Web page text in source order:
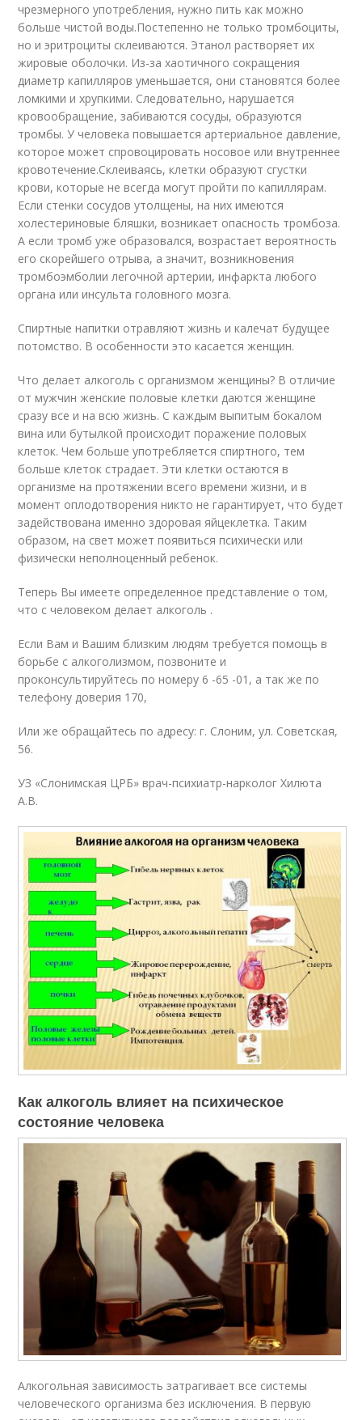
чрезмерного употребления, нужно пить как можно
больше чистой воды.Постепенно не только тромбоциты,
но и эритроциты склеиваются. Этанол растворяет их
жировые оболочки. Из-за хаотичного сокращения
диаметр капилляров уменьшается, они становятся более
ломкими и хрупкими. Следовательно, нарушается
кровообращение, забиваются сосуды, образуются
тромбы. У человека повышается артериальное давление,
которое может спровоцировать носовое или внутреннее
кровотечение.Склеиваясь, клетки образуют сгустки
крови, которые не всегда могут пройти по капиллярам.
Если стенки сосудов утолщены, на них имеются
холестериновые бляшки, возникает опасность тромбоза.
А если тромб уже образовался, возрастает вероятность
его скорейшего отрыва, а значит, возникновения
тромбоэмболии легочной артерии, инфаркта любого
органа или инсульта головного мозга.
Спиртные напитки отравляют жизнь и калечат будущее
потомство. В особенности это касается женщин.
Что делает алкоголь с организмом женщины? В отличие
от мужчин женские половые клетки даются женщине
сразу все и на всю жизнь. С каждым выпитым бокалом
вина или бутылкой происходит поражение половых
клеток. Чем больше употребляется спиртного, тем
больше клеток страдает. Эти клетки остаются в
организме на протяжении всего времени жизни, и в
момент оплодотворения никто не гарантирует, что будет
задействована именно здоровая яйцеклетка. Таким
образом, на свет может появиться психически или
физически неполноценный ребенок.
Теперь Вы имеете определенное представление о том,
что с человеком делает алкоголь .
Если Вам и Вашим близким людям требуется помощь в
борьбе с алкоголизмом, позвоните и
проконсультируйтесь по номеру 6 -65 -01, а так же по
телефону доверия 170,
Или же обращайтесь по адресу: г. Слоним, ул. Советская,
56.
УЗ «Слонимская ЦРБ» врач-психиатр-нарколог Хилюта
А.В.
Как алкоголь влияет на психическое
состояние человека
Алкогольная зависимость затрагивает все системы
человеческого организма без исключения. В первую